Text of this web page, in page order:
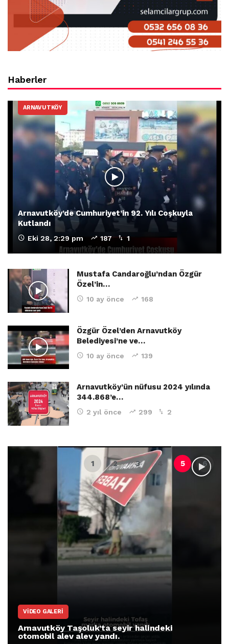
Haberler
ARNAVUTKÖY
Arnavutköy’de Cumhuriyet’in 92. Yılı Coşkuyla
Kutlandı
Eki 28, 2:29 pm 187 1
Mustafa Candaroğlu’ndan Özgür
Özel’in…
10 ay önce 168
Özgür Özel’den Arnavutköy
Belediyesi’ne ve…
10 ay önce 139
Arnavutköy’ün nüfusu 2024 yılında
344.868’e…
2 yıl önce 299 2
VIDEO GALERI
Arnavutköy Taşoluk’ta seyir halindeki
otomobil alev alev yandı.